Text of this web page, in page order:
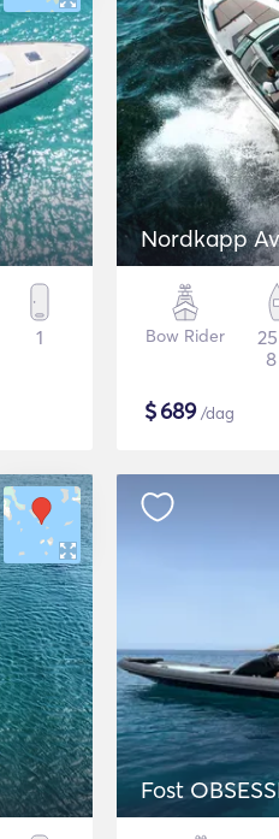
1
Nordkapp
Bow Rider
$689/dag
Fost